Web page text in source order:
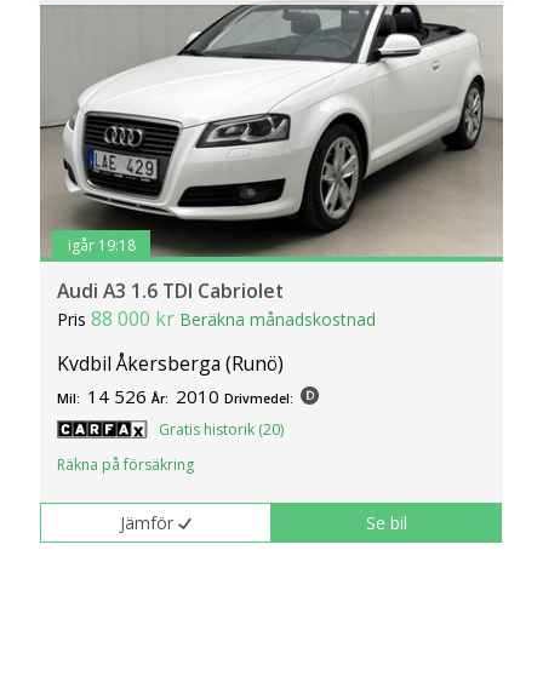
igår 19:18
Audi A3 1.6 TDI Cabriolet
Pris88 000 kr Beräkna månadskostnad
Kvdbil Åkersberga (Runö)
Mil: 14 526 År: 2010 Drivmedel:
Gratis historik (20)
Räkna på försäkring
Jämför Se bil